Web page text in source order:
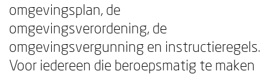
omgevingsplan, de
omgevingsverordening, de
omgevingsvergunning en instructieregels.
Voor iedereen die beroepsmatig te maken